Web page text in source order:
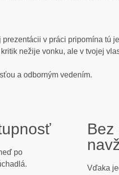
v práci pripomína tú
nežije vonku, ale v tvojej
a odborným vedením.
po
Bez
Vďaka